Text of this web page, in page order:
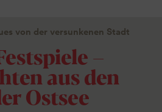
von der versunkenen Stadt
–
aus den
Ostsee